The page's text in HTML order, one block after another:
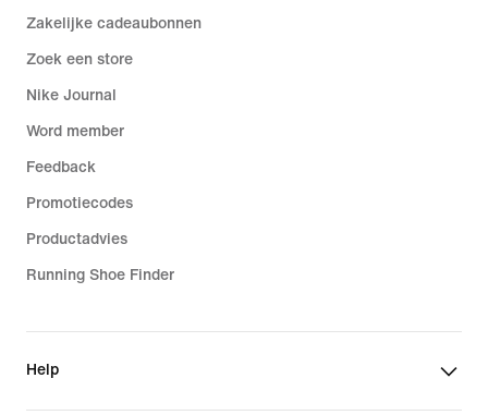
Zakelijke cadeaubonnen
Zoek een store
Nike Journal
Word member
Feedback
Promotiecodes
Productadvies
Running Shoe Finder
Help